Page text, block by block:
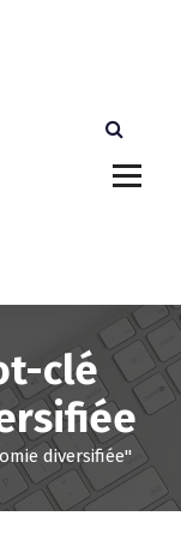
clé
diversifiée"